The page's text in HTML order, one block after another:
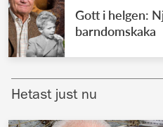
VÄRLDENS
Brittiska
Gott i helgen:
barndomskaka
Hetast just nu